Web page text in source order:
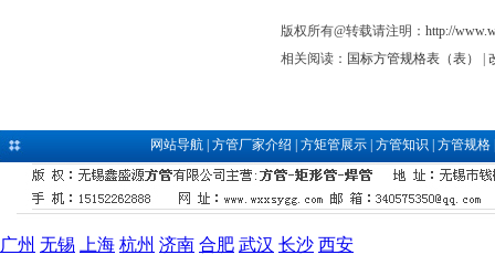
版权所有@转载请注明： http://
相关阅读： 国标方管规格表（表）
网站导航| 方管厂家介绍 方矩管展示| 方管知识 方管规格
广州 无锡 上海 杭州 济南 合肥 武汉 长沙 西安